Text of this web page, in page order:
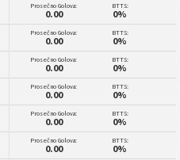
Prosečno Golova:
0.00
BTTS:
0%
Prosečno Golova:
0.00
BTTS:
0%
Prosečno Golova:
0.00
BTTS:
0%
Prosečno Golova:
0.00
BTTS:
0%
Prosečno Golova:
0.00
BTTS:
0%
Prosečno Golova:
0.00
BTTS:
0%